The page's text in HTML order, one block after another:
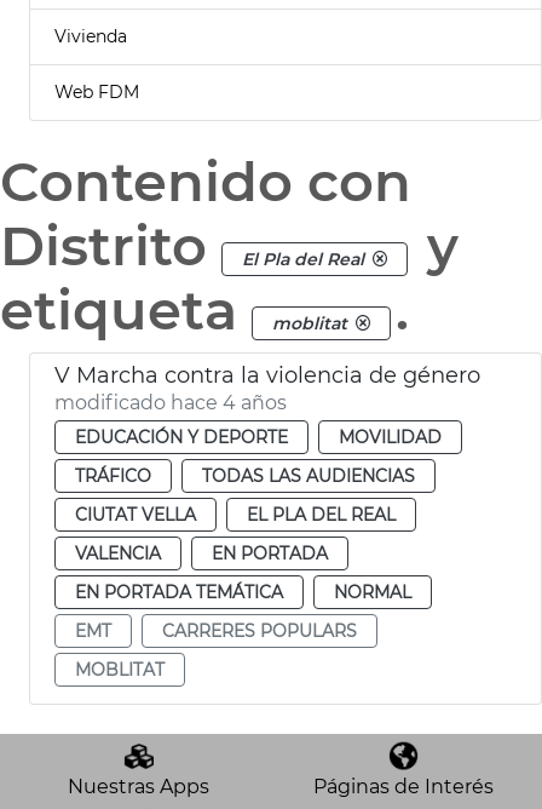
Vivienda
Web FDM
Contenido con
Distrito
El Pla del Real
y
etiqueta
moblitat .
V Marcha contra la violencia de género
modificado hace 4 años
EDUCACIÓN Y DEPORTE
MOVILIDAD
TRÁFICO
TODAS LAS AUDIENCIAS
CIUTAT VELLA
EL PLA DEL REAL
VALENCIA
EN PORTADA
EN PORTADA TEMÁTICA
NORMAL
EMT
CARRERES POPULARS
MOBLITAT
Nuestras Apps Páginas de Interés